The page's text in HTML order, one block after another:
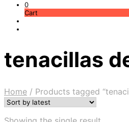
0
Cart
tenacillas
Home / Products tagged